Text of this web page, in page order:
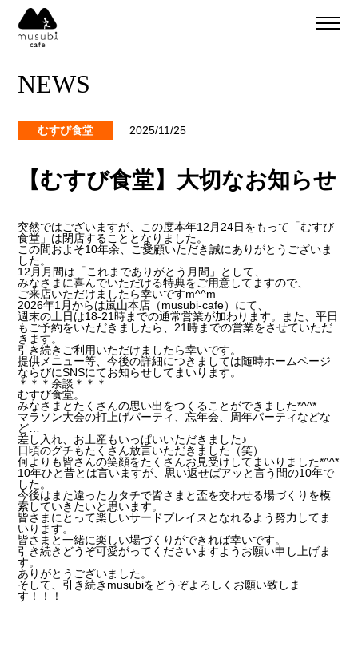
musubi
sweets factory
NEWS
むすび食堂 2025/11/25
【むすび食堂】大切なお知らせ
突然ではございますが、この度本年12月24日をもって「むすび
食堂」は閉店することとなりました。
この間およそ10年余、ご愛顧いただき誠にありがとうございま
した。
12月月間は「これまでありがとう月間」として、
みなさまに喜んでいただける特典をご用意してますので、
ご来店いただけましたら幸いですm^^m
2026年1月からは嵐山本店（musubi-cafe）にて、
週末の土日は18-21時までの通常営業が加わります。また、平日
もご予約をいただきましたら、21時までの営業をさせていただ
きます。
引き続きご利用いただけましたら幸いです。
提供メニュー等、今後の詳細につきましては随時ホームページ
ならびにSNSにてお知らせしてまいります。
＊＊＊余談＊＊＊
むすび食堂。
みなさまとたくさんの思い出をつくることができました*^^*
マラソン大会の打上げパーティ、忘年会、周年パーティなどな
ど…
差し入れ、お土産もいっぱいいただきました♪
日頃のグチもたくさん放言いただきました（笑）
何よりも皆さんの笑顔をたくさんお見受けしてまいりました*^^*
10年ひと昔とは言いますが、思い返せばアッと言う間の10年で
した。
今後はまた違ったカタチで皆さまと盃を交わせる場づくりを模
索していきたいと思います。
皆さまにとって楽しいサードプレイスとなれるよう努力してま
いります。
皆さまと一緒に楽しい場づくりができれば幸いです。
引き続きどうぞ可愛がってくださいますようお願い申し上げま
す。
ありがとうございました。
そして、引き続きmusubiをどうぞよろしくお願い致しま
す！！！